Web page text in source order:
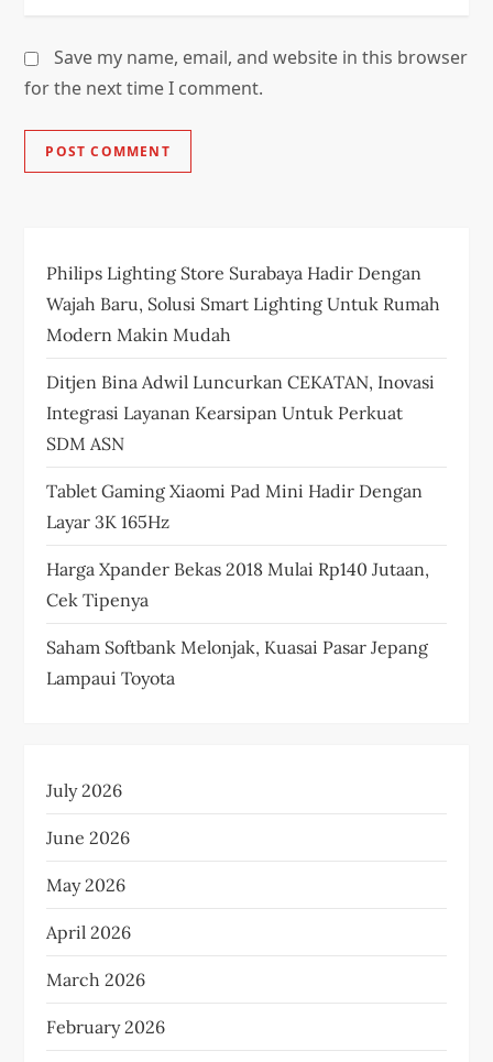
Save my name, email, and website in this browser
for the next time I comment.
Philips Lighting Store Surabaya Hadir Dengan
Wajah Baru, Solusi Smart Lighting Untuk Rumah
Modern Makin Mudah
Ditjen Bina Adwil Luncurkan CEKATAN, Inovasi
Integrasi Layanan Kearsipan Untuk Perkuat
SDM ASN
Tablet Gaming Xiaomi Pad Mini Hadir Dengan
Layar 3K 165Hz
Harga Xpander Bekas 2018 Mulai Rp140 Jutaan,
Cek Tipenya
Saham Softbank Melonjak, Kuasai Pasar Jepang
Lampaui Toyota
July 2026
June 2026
May 2026
April 2026
March 2026
February 2026